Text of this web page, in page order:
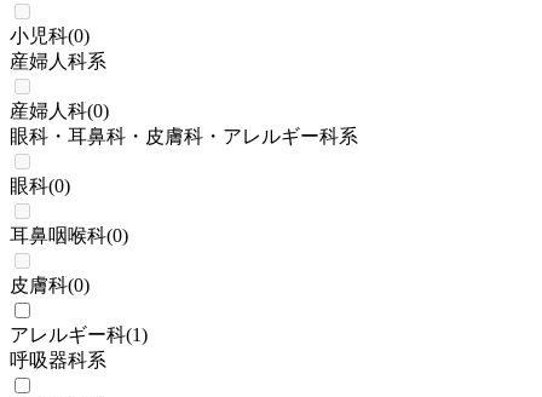
小児科(0)
産婦人科系
産婦人科(0)
眼科・耳鼻科・皮膚科・アレルギー科系
眼科(0)
耳鼻咽喉科(0)
皮膚科(0)
アレルギー科(1)
呼吸器科系